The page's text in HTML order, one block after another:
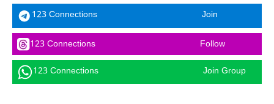
123 Connections Join
123 Connections Follow
123 Connections Join Group